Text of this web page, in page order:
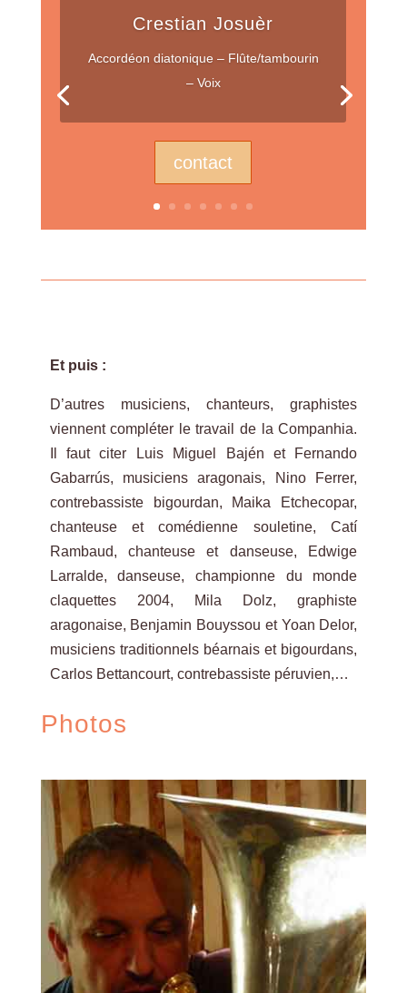
Crestian Josuèr
Accordéon diatonique – Flûte/tambourin
– Voix
contact
Et puis :
D’autres musiciens, chanteurs, graphistes
viennent compléter le travail de la Companhia.
Il faut citer Luis Miguel Bajén et Fernando
Gabarrús, musiciens aragonais, Nino Ferrer,
contrebassiste bigourdan, Maika Etchecopar,
chanteuse et comédienne souletine, Catí
Rambaud, chanteuse et danseuse, Edwige
Larralde, danseuse, championne du monde
claquettes 2004, Mila Dolz, graphiste
aragonaise, Benjamin Bouyssou et Yoan Delor,
musiciens traditionnels béarnais et bigourdans,
Carlos Bettancourt, contrebassiste péruvien,…
Photos